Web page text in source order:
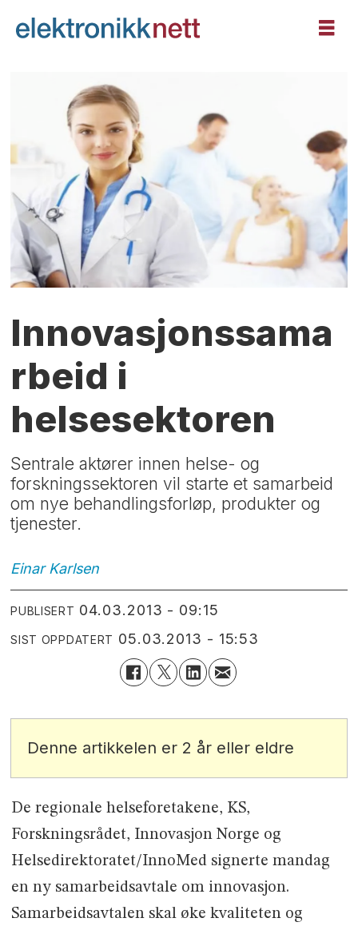
Innovasjonssama
rbeid i
helsesektoren
Sentrale aktører innen helse- og
forskningssektoren vil starte et samarbeid
om nye behandlingsforløp, produkter og
tjenester.
Einar Karlsen
PUBLISERT 04.03.2013 - 09:15
SIST OPPDATERT 05.03.2013 - 15:53
Denne artikkelen er 2 år eller eldre
De regionale helseforetakene, KS,
Forskningsrådet, Innovasjon Norge og
Helsedirektoratet/InnoMed signerte mandag
en ny samarbeidsavtale om innovasjon.
Samarbeidsavtalen skal øke kvaliteten og